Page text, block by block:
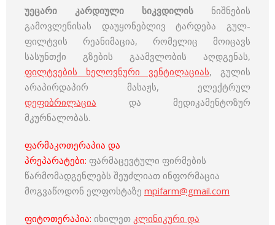
უეცარი კარდიული სიკვდილის ნიშნების
გამოვლენისას დაუყონებლივ ტარდება გულ-
ფილტვის რეანიმაცია, რომელიც მოიცავს
სასუნთქი გზების გაამვლობის აღდგენას,
ფილტვების ხელოვნური ვენტილაციას, გულის
არაპირდაპირ მასაჟს, ელექტრულ
დეფიბრილაცია და მედიკამენტოზურ
მკურნალობას.
ფარმაკოთერაპია და
პრეპარატები: ფარმაცევტული ფირმების
წარმომადგენლებს შეუძლიათ ინფორმაცია
მოგვაწოდონ ელფოსტაზე mpifarm@gmail.com
ფიტოთერაპია: იხილეთ კლინიკური და